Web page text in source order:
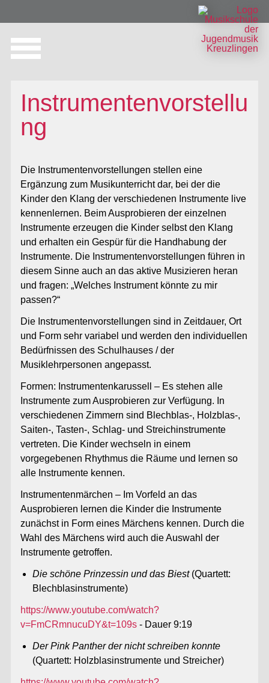
Instrumentenvorstellu
ng
Die Instrumentenvorstellungen stellen eine
Ergänzung zum Musikunterricht dar, bei der die
Kinder den Klang der verschiedenen Instrumente live
kennenlernen. Beim Ausprobieren der einzelnen
Instrumente erzeugen die Kinder selbst den Klang
und erhalten ein Gespür für die Handhabung der
Instrumente. Die Instrumentenvorstellungen führen in
diesem Sinne auch an das aktive Musizieren heran
und fragen: „Welches Instrument könnte zu mir
passen?“
Die Instrumentenvorstellungen sind in Zeitdauer, Ort
und Form sehr variabel und werden den individuellen
Bedürfnissen des Schulhauses / der
Musiklehrpersonen angepasst.
Formen: Instrumentenkarussell
– Es stehen alle
Instrumente zum Ausprobieren zur Verfügung. In
verschiedenen Zimmern sind Blechblas-, Holzblas-,
Saiten-, Tasten-, Schlag- und Streichinstrumente
vertreten. Die Kinder wechseln in einem
vorgegebenen Rhythmus die Räume und lernen so
alle Instrumente kennen.
Instrumentenmärchen – Im Vorfeld an das
Ausprobieren lernen die Kinder die Instrumente
zunächst in Form eines Märchens kennen. Durch die
Wahl des Märchens wird auch die Auswahl der
Instrumente getroffen.
Die schöne Prinzessin und das Biest(Quartett:
Blechblasinstrumente)
https://www.youtube.com/watch?
v=FmCRmnucuDY&t=109s - Dauer 9:19
Der Pink Panther der nicht schreiben konnte
(Quartett: Holzblasinstrumente und Streicher)
Instrumentalunterricht
Musikalische Grundausbildung
Sing-Angebote
Bands
Theorie-Kurse
Vorbereitung Militärspiel
Gesangsunterricht
Instrumentenvorstellung
Ensembles & Register
Musikwoche / Musiklager
Projektbezogene Zusammenarbeit
Crossover
Unsere Erreichbarkeiten
Pop-Factory
Ein–/Austritte
Tarife
KulturLegi
Bankdaten
Downloads & Links
Gönnerschaft